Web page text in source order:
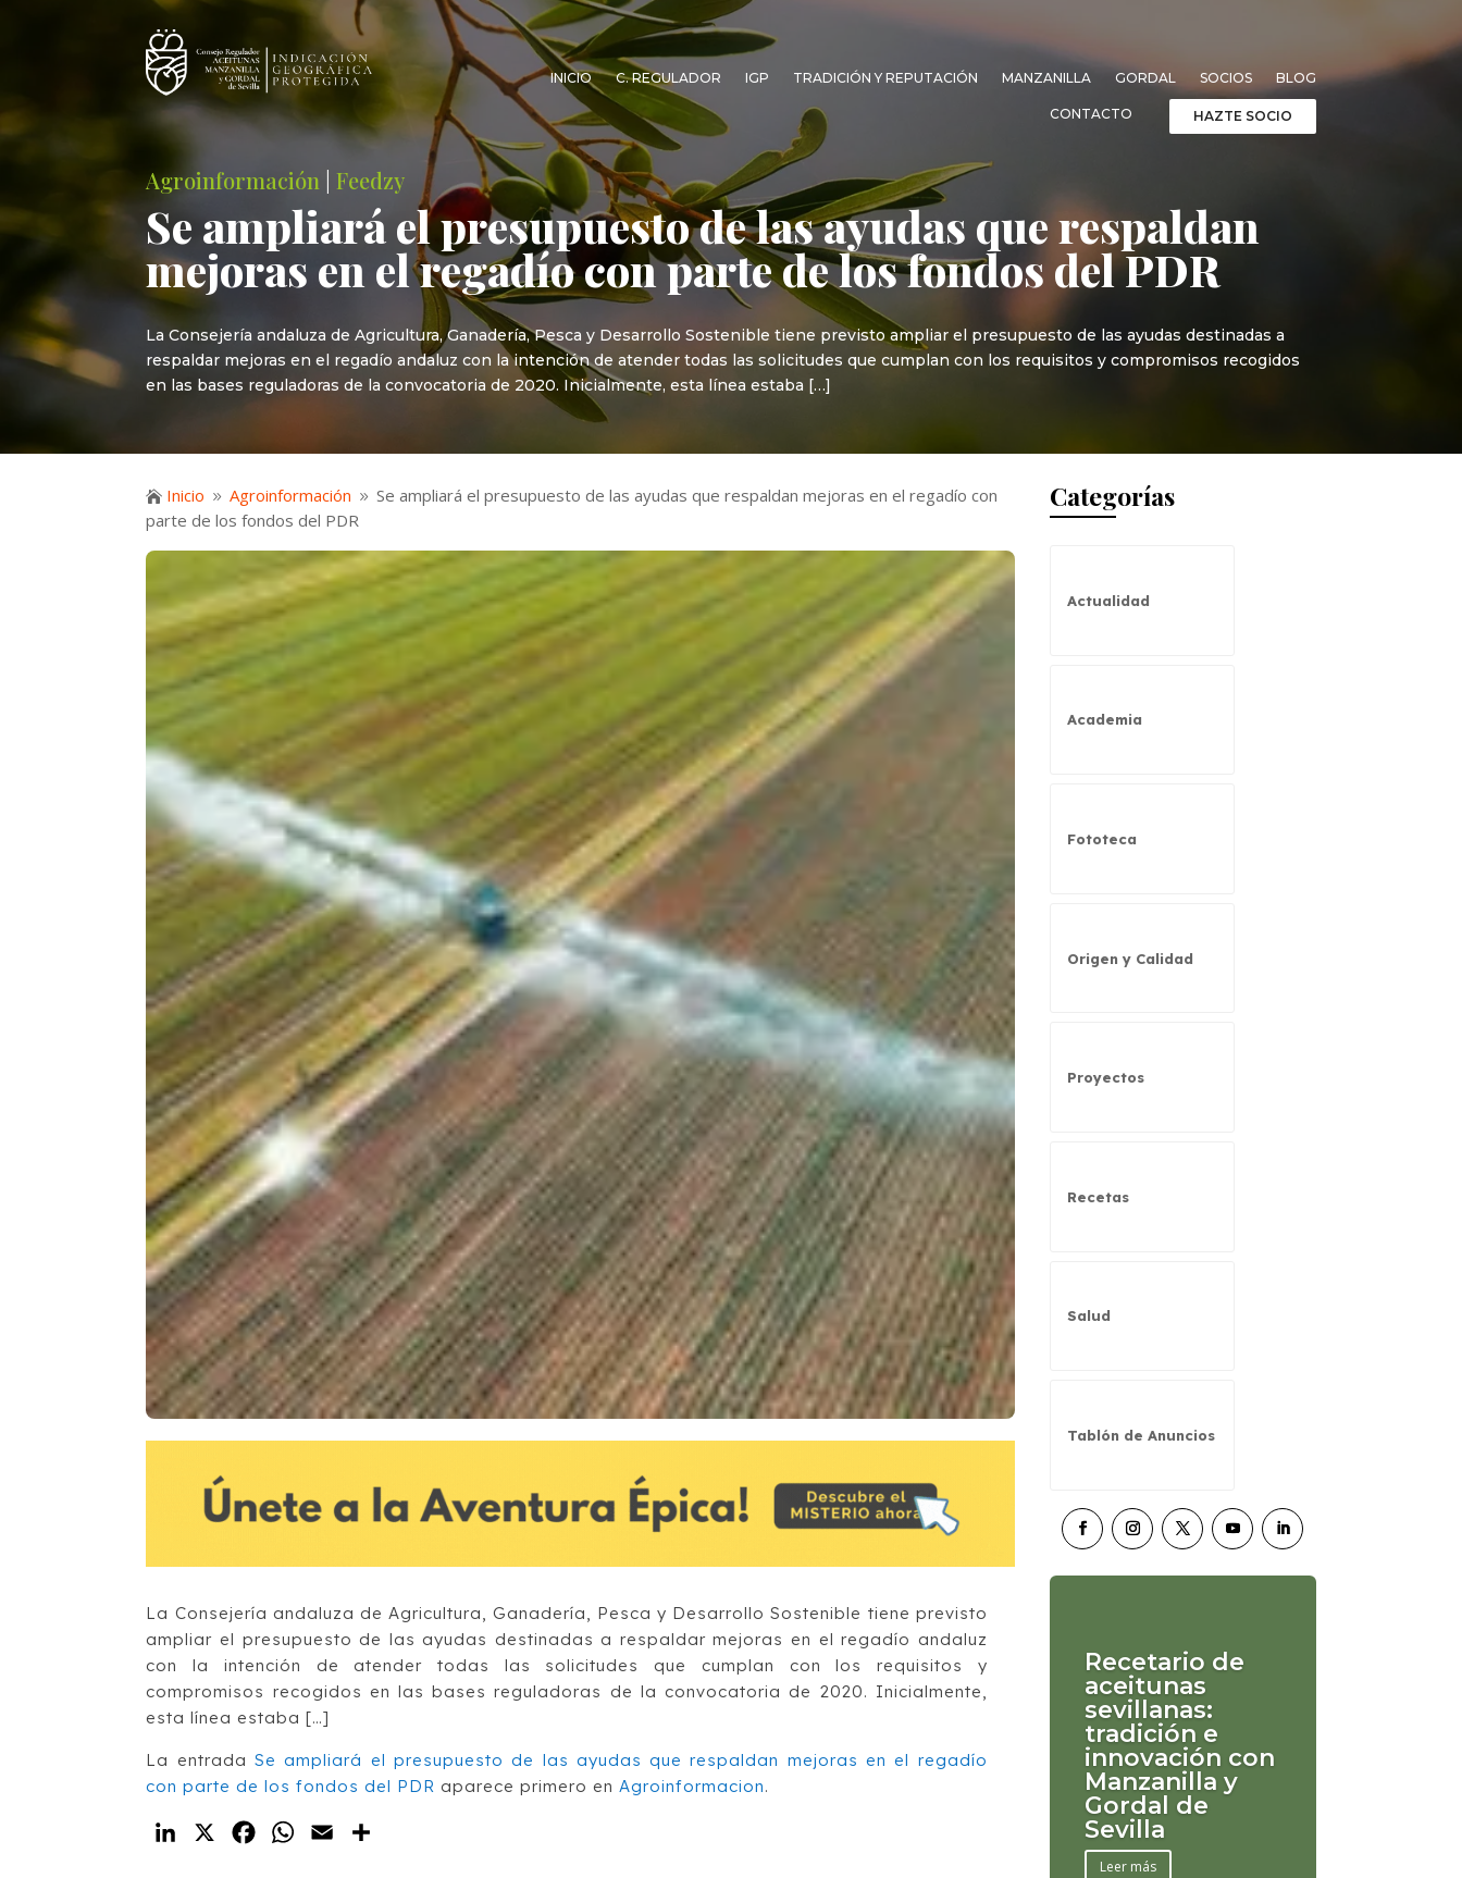
INICIO C. REGULADOR IGP TRADICIÓN Y REPUTACIÓN MANZANILLA GORDAL SOCIOS BLOG
CONTACTO HAZTE SOCIO
Agroinformación |Feedzy
Se ampliará el presupuesto de las ayudas que respaldan
mejoras en el regadío con parte de los fondos del PDR
La Consejería andaluza de Agricultura, Ganadería, Pesca y Desarrollo Sostenible tiene previsto ampliar el presupuesto de las ayudas destinadas a
respaldar mejoras en el regadío andaluz con la intención de atender todas las solicitudes que cumplan con los requisitos y compromisos recogidos
en las bases reguladoras de la convocatoria de 2020. Inicialmente, esta línea estaba […]
 Inicio 9 Agroinformación 9 Se ampliará el presupuesto de las ayudas que respaldan mejoras en el regadío con
parte de los fondos del PDR
La Consejería andaluza de Agricultura, Ganadería, Pesca y Desarrollo Sostenible tiene previsto
ampliar el presupuesto de las ayudas destinadas a respaldar mejoras en el regadío andaluz
con la intención de atender todas las solicitudes que cumplan con los requisitos y
compromisos recogidos en las bases reguladoras de la convocatoria de 2020. Inicialmente,
esta línea estaba […]
La entradaSe ampliará el presupuesto de las ayudas que respaldan mejoras en el regadío
con parte de los fondos del PDR aparece primero en Agroinformacion.
LinkedIn
X FacebookWhatsApp
Email
Categorías
Actualidad
Academia
Fototeca
Origen y Calidad
Proyectos
Recetas
Salud
Tablón de Anuncios
Recetario de
aceitunas
sevillanas:
tradición e
innovación con
Manzanilla y
Gordal de
Sevilla
Leer más